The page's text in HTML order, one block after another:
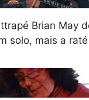
Brian May
solo, mais a